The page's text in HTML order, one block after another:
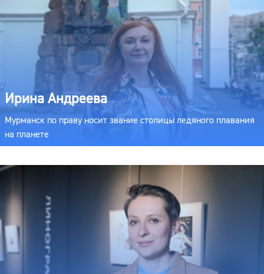
Ирина Андреева
Мурманск по праву носит звание столицы ледяного плавания
на планете